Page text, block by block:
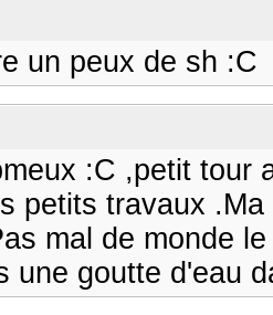
un peux de sh :C
:C ,petit tour
petits travaux
mal de monde
une goutte d'eau